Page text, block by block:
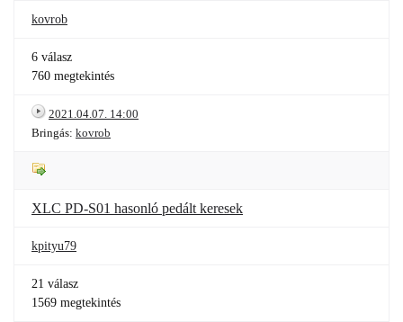
kovrob
6 válasz
760 megtekintés
2021.04.07. 14:00
Bringás: kovrob
XLC PD-S01 hasonló pedált keresek
kpityu79
21 válasz
1569 megtekintés